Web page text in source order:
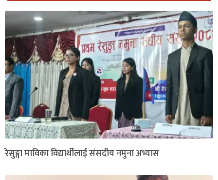
रेसुङ्गा माविका विद्यार्थीलाई संसदीय नमुना अभ्यास